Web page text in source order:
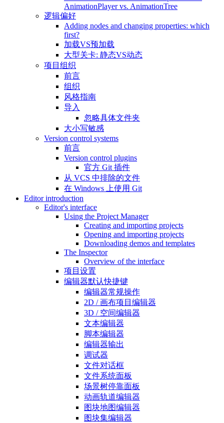
AnimationPlayer vs. AnimationTree
逻辑偏好
Adding nodes and changing properties: which
first?
加载VS预加载
大型关卡: 静态VS动态
项目组织
前言
组织
风格指南
导入
忽略具体文件夹
大小写敏感
Version control systems
前言
Version control plugins
官方 Git 插件
从 VCS 中排除的文件
在 Windows 上使用 Git
Editor introduction
Editor's interface
Using the Project Manager
Creating and importing projects
Opening and importing projects
Downloading demos and templates
The Inspector
Overview of the interface
项目设置
编辑器默认快捷键
编辑器常规操作
2D / 画布项目编辑器
3D / 空间编辑器
文本编辑器
脚本编辑器
编辑器输出
调试器
文件对话框
文件系统面板
场景树停靠面板
动画轨道编辑器
图块地图编辑器
图块集编辑器